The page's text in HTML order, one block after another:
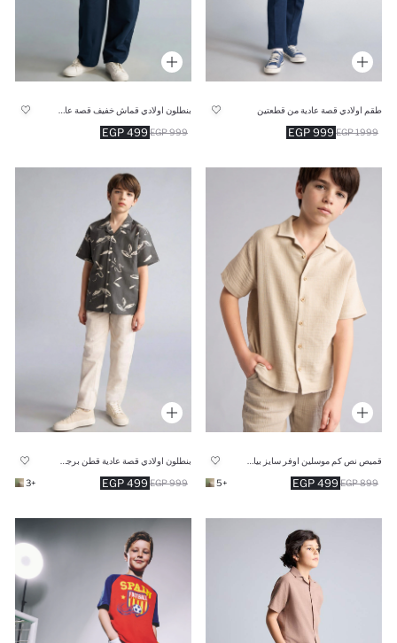
طقم اولادي قصة عادية من قطعتين
999 EGP 1999 EGP
499 EGP 999 EGP
499 EGP 899 EGP
+5
499 EGP 999 EGP
+3